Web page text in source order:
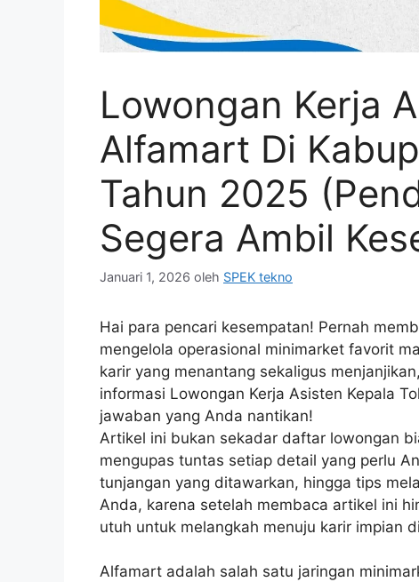
Lowongan Kerja
Alfamart Di
Tahun 2025
Segera Ambil
Januari 1, 2026 oleh SPEK tekno
Hai para pencari kesempatan! Pernah
mengelola operasional minimarket favorit
karir yang menantang sekaligus
informasi Lowongan Kerja Asisten Kepala
jawaban yang Anda nantikan!
Artikel ini bukan sekadar daftar lowongan
mengupas tuntas setiap detail yang perlu
tunjangan yang ditawarkan, hingga tips
Anda, karena setelah membaca artikel ini
utuh untuk melangkah menuju karir impian
Alfamart adalah salah satu jaringan